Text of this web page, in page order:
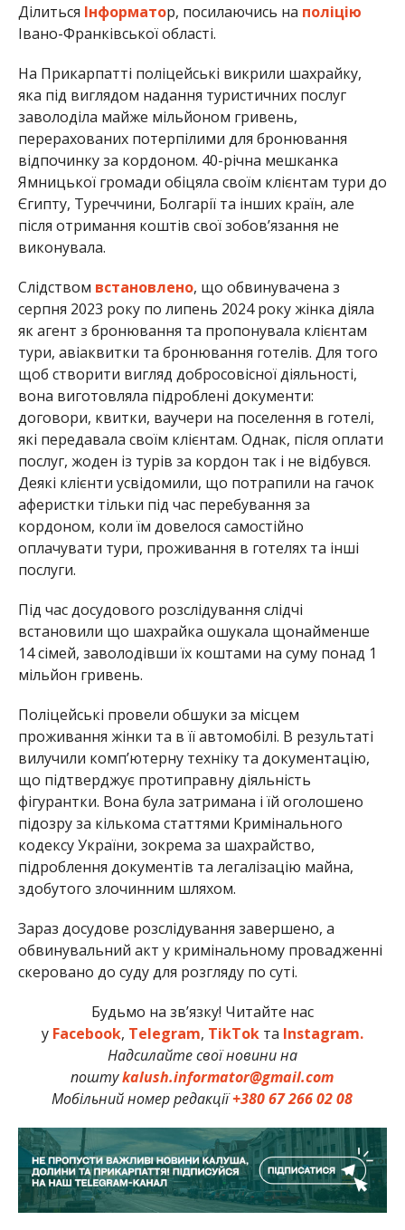
Ділиться Інформатор, посилаючись на поліцію
Івано-Франківської області.
На Прикарпатті поліцейські викрили шахрайку,
яка під виглядом надання туристичних послуг
заволоділа майже мільйоном гривень,
перерахованих потерпілими для бронювання
відпочинку за кордоном. 40-річна мешканка
Ямницької громади обіцяла своїм клієнтам тури до
Єгипту, Туреччини, Болгарії та інших країн, але
після отримання коштів свої зобов’язання не
виконувала.
Слідством встановлено, що обвинувачена з
серпня 2023 року по липень 2024 року жінка діяла
як агент з бронювання та пропонувала клієнтам
тури, авіаквитки та бронювання готелів. Для того
щоб створити вигляд добросовісної діяльності,
вона виготовляла підроблені документи:
договори, квитки, ваучери на поселення в готелі,
які передавала своїм клієнтам. Однак, після оплати
послуг, жоден із турів за кордон так і не відбувся.
Деякі клієнти усвідомили, що потрапили на гачок
аферистки тільки під час перебування за
кордоном, коли їм довелося самостійно
оплачувати тури, проживання в готелях та інші
послуги.
Під час досудового розслідування слідчі
встановили що шахрайка ошукала щонайменше
14 сімей, заволодівши їх коштами на суму понад 1
мільйон гривень.
Поліцейські провели обшуки за місцем
проживання жінки та в її автомобілі. В результаті
вилучили комп’ютерну техніку та документацію,
що підтверджує протиправну діяльність
фігурантки. Вона була затримана і їй оголошено
підозру за кількома статтями Кримінального
кодексу України, зокрема за шахрайство,
підроблення документів та легалізацію майна,
здобутого злочинним шляхом.
Зараз досудове розслідування завершено, а
обвинувальний акт у кримінальному провадженні
скеровано до суду для розгляду по суті.
Будьмо на зв’язку! Читайте нас
у Facebook, Telegram, TikTokта Instagram.
Надсилайте свої новини на
поштуkalush.informator@gmail.com
Мобільний номер редакції+380 67 266 02 08